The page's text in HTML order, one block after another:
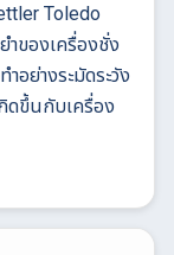
Toledo
ของเครื่องชั่ง
อย่างระมัดระวัง
ดขึ้นกับเครื่อง